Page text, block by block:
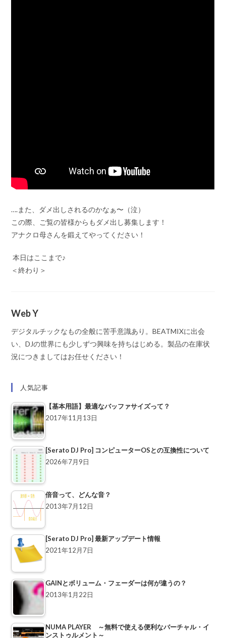
….また、ダメ出しされるのかなぁ〜（泣）
この際、ご覧の皆様からもダメ出し募集します！
アナクロ母さんを鍛えてやってください！
本日はここまで♪
＜終わり＞
Web Y
デジタルチックなもの全般に苦手意識あり。BEATMIXに出会
い、DJの世界にも少しずつ興味を持ちはじめる。製品の在庫状
況につきましてはお任せください！
人気記事
【基本用語】最適なバッファサイズって？
2017年11月13日
[Serato DJ Pro] コンピューターOSとの互換性について
2026年7月9日
倍音って、どんな音？
2013年7月12日
[Serato DJ Pro] 最新アップデート情報
2021年12月7日
GAINとボリューム・フェーダーは何が違うの？
2013年1月22日
NUMA PLAYER ～無料で使える便利なバーチャル・イ
ンストゥルメント～